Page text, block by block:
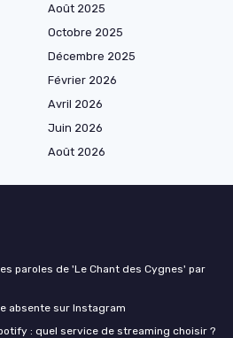
Août 2025
Octobre 2025
Décembre 2025
Février 2026
Avril 2026
Juin 2026
Août 2026
paroles de 'Le Chant des Cygnes' par
absente sur Instagram
: quel service de streaming choisir ?